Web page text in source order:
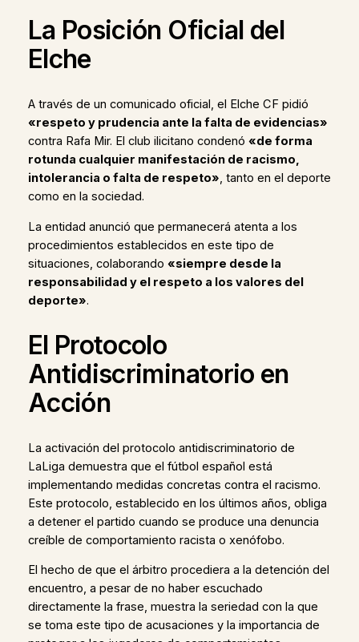
La Posición Oficial del
Elche
A través de un comunicado oficial, el Elche CF pidió
«respeto y prudencia ante la falta de evidencias»
contra Rafa Mir. El club ilicitano condenó «de forma
rotunda cualquier manifestación de racismo,
intolerancia o falta de respeto», tanto en el deporte
como en la sociedad.
La entidad anunció que permanecerá atenta a los
procedimientos establecidos en este tipo de
situaciones, colaborando «siempre desde la
responsabilidad y el respeto a los valores del
deporte».
El Protocolo
Antidiscriminatorio en
Acción
La activación del protocolo antidiscriminatorio de
LaLiga demuestra que el fútbol español está
implementando medidas concretas contra el racismo.
Este protocolo, establecido en los últimos años, obliga
a detener el partido cuando se produce una denuncia
creíble de comportamiento racista o xenófobo.
El hecho de que el árbitro procediera a la detención del
encuentro, a pesar de no haber escuchado
directamente la frase, muestra la seriedad con la que
se toma este tipo de acusaciones y la importancia de